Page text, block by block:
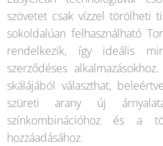
szövetet csak vízzel törölheti
sokoldalúan felhasználható
rendelkezik, így ideális
szerződéses
skálájából választhat,
szüreti arany új
színkombinációhoz és a
hozzáadásához.